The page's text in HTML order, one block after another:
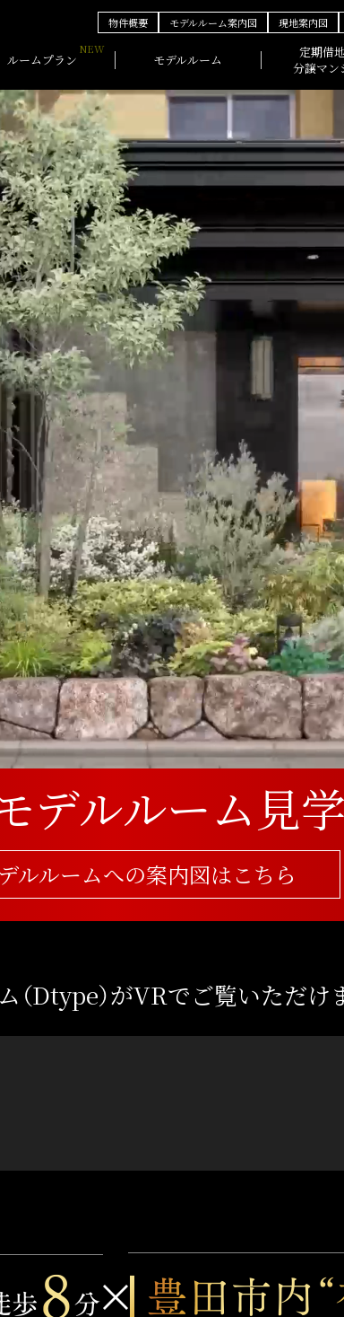
物件概要 モデルルーム案内図 現地案内図
ルームプラン モデルルーム
定期借
分譲マン
デルルーム 見
ルルームへの案内図はこちら
（Dtype）がVRでご覧いただけ